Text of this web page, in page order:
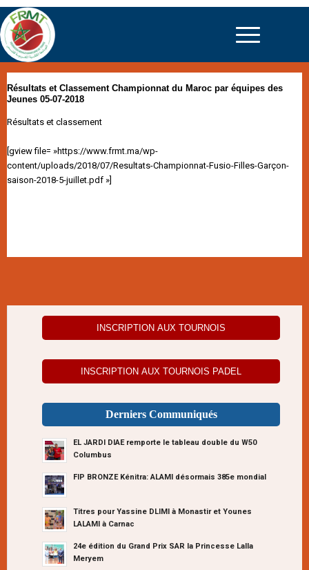
Résultats et Classement Championnat du Maroc par équipes des
Jeunes 05-07-2018
Résultats et classement
[gview file= »https://www.frmt.ma/wp-
content/uploads/2018/07/Resultats-Championnat-Fusio-Filles-Garçon-
saison-2018-5-juillet.pdf »]
INSCRIPTION AUX TOURNOIS
INSCRIPTION AUX TOURNOIS PADEL
Derniers Communiqués
EL JARDI DIAE remporte le tableau double du W50
Columbus
FIP BRONZE Kénitra: ALAMI désormais 385e mondial
Titres pour Yassine DLIMI à Monastir et Younes
LALAMI à Carnac
24e édition du Grand Prix SAR la Princesse Lalla
Meryem